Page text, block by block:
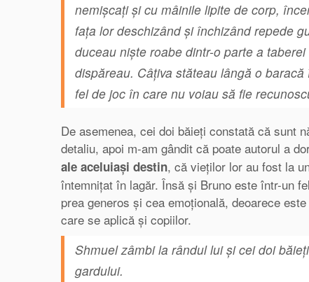
nemişcați și cu mâinile lipite de corp,
fața lor deschizând şi închizând repede
duceau nişte roabe dintr-o parte a
dispăreau. Câţiva stăteau lângă o
fel de joc în care nu voiau să fie
De asemenea, cei doi băieți constată că sunt
detaliu, apoi m-am gândit că poate autorul a
ale aceluiași destin, că vieților lor au fost la
întemnițat în lagăr. Însă și Bruno este într-un
prea generos și cea emoțională, deoarece
care se aplică și copiilor.
Shmuel zâmbi la rândul lui şi cei doi
gardului.